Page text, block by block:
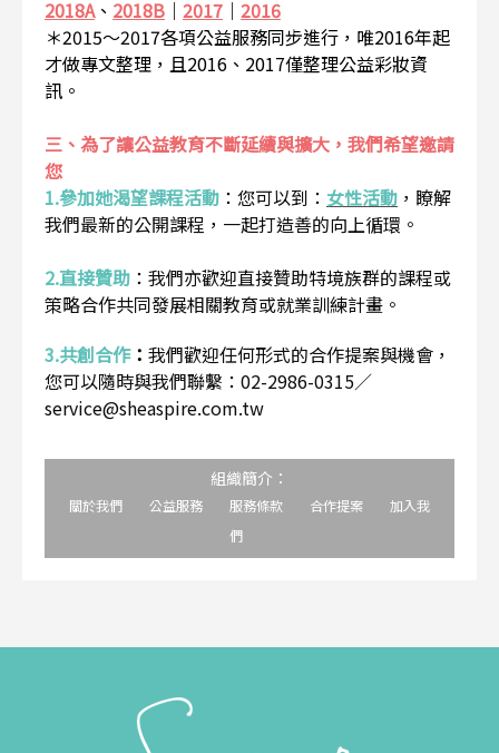
2018A、 2018B ｜ 2017 ｜ 2016
＊2015～2017各項公益服務同步進行，唯2016年起
才做專文整理，且2016、2017僅整理公益彩妝資
訊。
三、為了讓公益教育不斷延續與擴大，我們希望邀請
您
1.參加她渴望課程活動 ： 您可以到： 女性活動 ，瞭解
我們最新的公開課程，一起打造善的向上循環。
2.直接贊助 ： 我們亦歡迎直接贊助特境族群的課程或
策略合作共同發展相關教育或就業訓練計畫。
3.共創合作： 我們歡迎任何形式的合作提案與機會，
您可以隨時與我們聯繫：02-2986-0315／
service@sheaspire.com.tw
組織簡介：
關於我們 公益服務 服務條款 合作提案
加入我
們